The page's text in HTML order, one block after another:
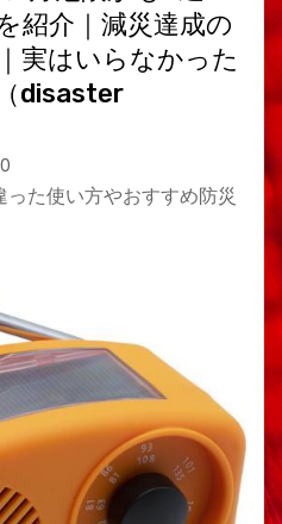
紹介｜減災達成の
実はいらなかった
disaster
た使い方やおすすめ防災